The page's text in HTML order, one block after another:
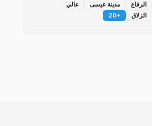
الرفاع مدينة عيسى
عالي
الزلاق
+
20